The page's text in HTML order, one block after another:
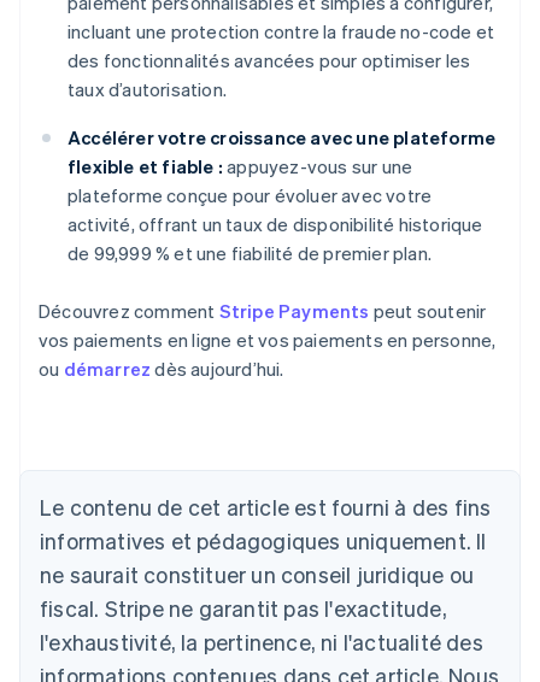
incluant une protection contre la fraude no-code et
des fonctionnalités avancées pour optimiser les
taux d’autorisation.
Accélérer votre croissance avec une plateforme
flexible et fiable : appuyez-vous sur une
plateforme conçue pour évoluer avec votre
activité, offrant un taux de disponibilité historique
de 99,999 % et une fiabilité de premier plan.
Découvrez comment Stripe Payments peut soutenir
vos paiements en ligne et vos paiements en personne,
ou démarrez dès aujourd’hui.
Le contenu de cet article est fourni à des fins
informatives et pédagogiques uniquement. Il
ne saurait constituer un conseil juridique ou
fiscal. Stripe ne garantit pas l'exactitude,
l'exhaustivité, la pertinence, ni l'actualité des
informations contenues dans cet article. Nous
DeutschEnglish
English
Autriche
Deutsch English
Belgique
NederlandsFrançaisDeutschEnglish
Brésil